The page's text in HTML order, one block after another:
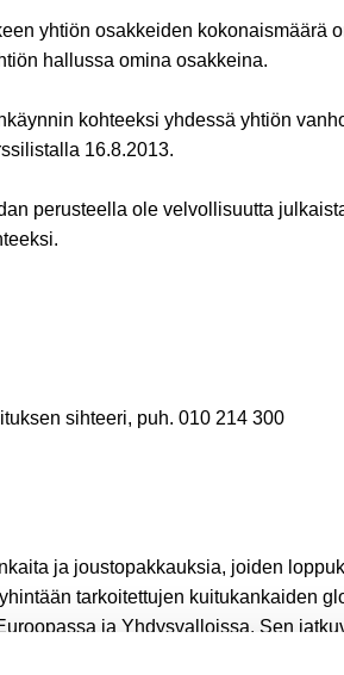
yhtiön osakkeiden kokonaismäärä
hallussa omina osakkeina.
kohteeksi yhdessä yhtiön
16.8.2013.
perusteella ole velvollisuutta
sihteeri, puh. 010 214 300
ja joustopakkauksia, joiden
tarkoitettujen kuitukankaiden
ja Yhdysvalloissa. Sen